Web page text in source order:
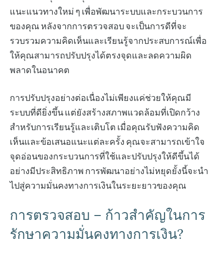
แนะแนวทางใหม่ ๆ เพื่อพัฒนาระบบและกระบวนการ
ของคุณ หลังจากการตรวจสอบ จะเป็นการดีที่จะ
รวบรวมความคิดเห็นและเรียนรู้จากประสบการณ์เพื่อ
ให้คุณสามารถปรับปรุงได้ตรงจุดและลดความผิด
พลาดในอนาคต
การปรับปรุงอย่างต่อเนื่องไม่เพียงแค่ช่วยให้คุณมี
ระบบที่ดียิ่งขึ้น แต่ยังสร้างสภาพแวดล้อมที่เปิดกว้าง
สำหรับการเรียนรู้และเติบโต เมื่อคุณรับฟังความคิด
เห็นและข้อเสนอแนะแต่ละครั้ง คุณจะสามารถเข้าใจ
จุดอ่อนของกระบวนการที่ใช้และปรับปรุงให้ดีขึ้นได้
อย่างมีประสิทธิภาพ การพัฒนาอย่างไม่หยุดยั้งนี้จะนำ
ไปสู่ความมั่นคงทางการเงินในระยะยาวของคุณ
การตรวจสอบ – ก้าวสำคัญในการ
รักษาความมั่นคงทางการเงิน?